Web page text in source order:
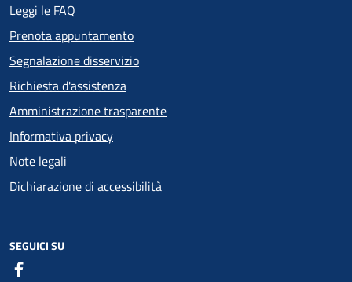
Leggi le FAQ
Prenota appuntamento
Segnalazione disservizio
Richiesta d'assistenza
Amministrazione trasparente
Informativa privacy
Note legali
Dichiarazione di accessibilità
SEGUICI SU